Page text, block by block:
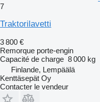
7
Traktorilavetti
3 800 €
Remorque porte-engin
Capacité de charge 8 000 kg
Finlande, Lempäälä
Kenttäsepät Oy
Contacter le vendeur